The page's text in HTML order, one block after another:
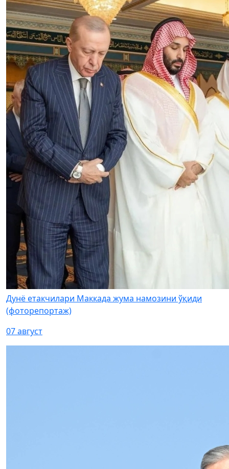
Дунё етакчилари Маккада жума намозини ўқиди
(фоторепортаж)
07 август